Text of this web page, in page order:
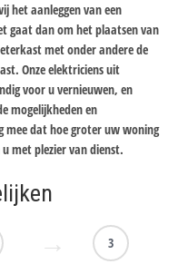
het aanleggen van een
gaat dan om het plaatsen van
met onder andere de
Onze elektriciens uit
voor u vernieuwen, en
mogelijkheden en
mee dat hoe groter uw woning
met plezier van dienst.
3